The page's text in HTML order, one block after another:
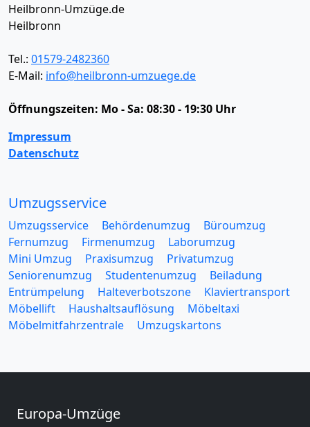
Heilbronn-Umzüge.de
Heilbronn
Tel.: 01579-2482360
E-Mail: info@heilbronn-umzuege.de
Öffnungszeiten: Mo - Sa: 08:30 - 19:30 Uhr
Impressum
Datenschutz
Umzugsservice
Umzugsservice Behördenumzug
Büroumzug
Fernumzug
Firmenumzug
Laborumzug
Mini Umzug
Praxisumzug
Privatumzug
Seniorenumzug
Studentenumzug
Beiladung
Entrümpelung
Halteverbotszone
Klaviertransport
Möbellift
Haushaltsauflösung
Möbeltaxi
Möbelmitfahrzentrale
Umzugskartons
Europa-Umzüge